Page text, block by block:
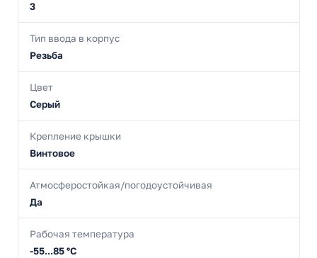
3
Тип ввода в корпус
Резьба
Цвет
Серый
Крепление крышки
Винтовое
Атмосферостойкая/погодоустойчивая
Да
Рабочая температура
-55...85 °C